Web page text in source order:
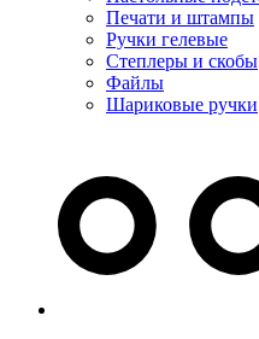
Печати и штампы
Ручки гелевые
Степлеры и скобы
Файлы
Шариковые ручки